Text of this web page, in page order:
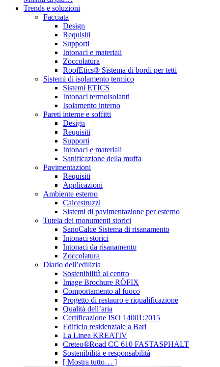
Trends e soluzioni
Facciata
Design
Requisiti
Supporti
Intonaci e materiali
Zoccolatura
RoofEtics® Sistema di bordi per tetti
Sistemi di isolamento termico
Sistemi ETICS
Intonaci termoisolanti
Isolamento interno
Pareti interne e soffitti
Design
Requisiti
Supporti
Intonaci e materiali
Sanificazione della muffa
Pavimentazioni
Requisiti
Applicazioni
Ambiente esterno
Calcestruzzi
Sistemi di pavimentazione per esterno
Tutela dei monumenti storici
SanoCalce Sistema di risanamento
Intonaci storici
Intonaci da risanamento
Zoccolatura
Diario dell’edilizia
Sostenibilità al centro
Image Brochure RÖFIX
Comportamento al fuoco
Progetto di restauro e riqualificazione
Qualità dell’aria
Certificazione ISO 14001:2015
Edificio residenziale a Bari
La Linea KREATIV
Creteo®Road CC 610 FASTASPHALT
Sostenibilità e responsabilità
[ Mostra tutto… ]